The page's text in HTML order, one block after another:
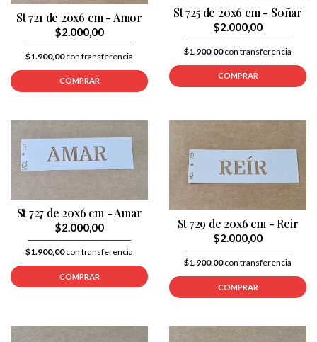
St 721 de 20x6 cm - Amor
$2.000,00
$1.900,00con transferencia
COMPRAR
St 725 de 20x6 cm - Soñar
$2.000,00
$1.900,00con transferencia
COMPRAR
St 727 de 20x6 cm - Amar
$2.000,00
$1.900,00con transferencia
COMPRAR
St 729 de 20x6 cm - Reir
$2.000,00
$1.900,00con transferencia
COMPRAR